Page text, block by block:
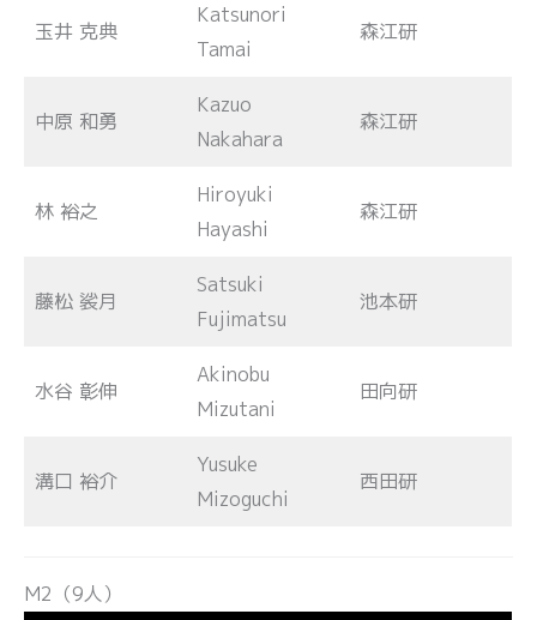
玉井 克典
Katsunori
Tamai
森江研
中原 和勇
Kazuo
Nakahara
森江研
林 裕之
Hiroyuki
Hayashi
森江研
藤松 裟月
Satsuki
Fujimatsu
池本研
水谷 彰伸
Akinobu
Mizutani
田向研
溝口 裕介
Yusuke
Mizoguchi
西田研
M2（9人）